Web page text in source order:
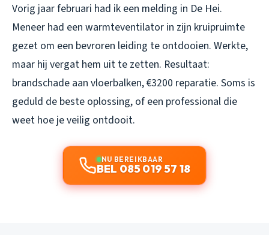
Vorig jaar februari had ik een melding in De Hei.
Meneer had een warmteventilator in zijn kruipruimte
gezet om een bevroren leiding te ontdooien. Werkte,
maar hij vergat hem uit te zetten. Resultaat:
brandschade aan vloerbalken, €3200 reparatie. Soms is
geduld de beste oplossing, of een professional die
weet hoe je veilig ontdooit.
NU BEREIKBAAR
BEL 085 019 57 18